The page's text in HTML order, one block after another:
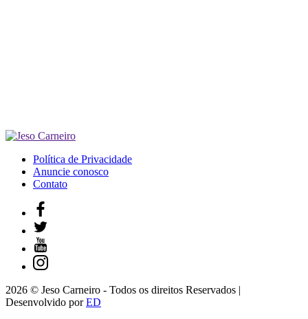
Política de Privacidade
Anuncie conosco
Contato
2026 © Jeso Carneiro - Todos os direitos Reservados |
Desenvolvido porED